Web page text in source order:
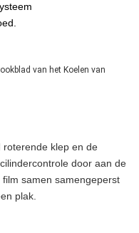
roterende klep en de
door aan de
samen samengeperst
plak.